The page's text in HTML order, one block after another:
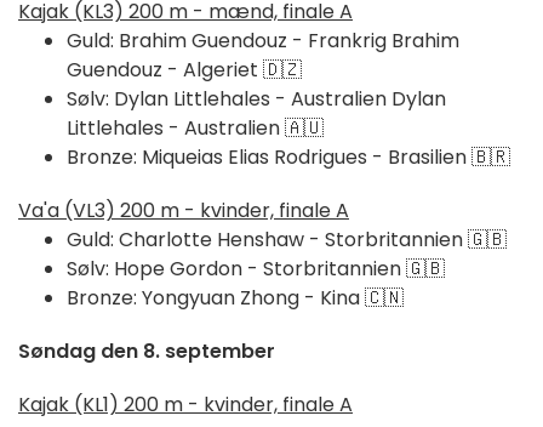
Kajak (KL3) 200 m - mænd, finale A
Guld: Brahim Guendouz - Frankrig Brahim
Guendouz - Algeriet 🇩🇿
Sølv: Dylan Littlehales - Australien Dylan
Littlehales - Australien 🇦🇺
Bronze: Miqueias Elias Rodrigues - Brasilien 🇧🇷
Va'a (VL3) 200 m - kvinder, finale A
Guld: Charlotte Henshaw - Storbritannien 🇬🇧
Sølv: Hope Gordon - Storbritannien 🇬🇧
Bronze: Yongyuan Zhong - Kina 🇨🇳
Søndag den 8. september
Kajak (KL1) 200 m - kvinder, finale A